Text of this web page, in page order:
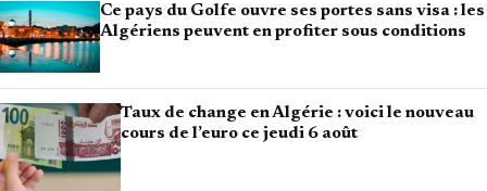
Ce pays du Golfe ouvre ses portes sans visa : les
Algériens peuvent en profiter sous conditions
Taux de change en Algérie : voici le nouveau
cours de l’euro ce jeudi 6 août